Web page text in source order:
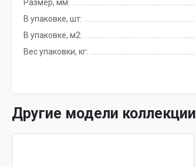
Размер, мм:
В упаковке, шт:
В упаковке, м2:
Вес упаковки, кг:
Другие модели коллекции